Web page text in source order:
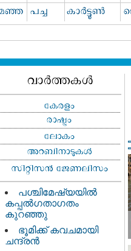
പശ്ചിമേഷ്യയിൽ
കപ്പൽഗതാഗതം
കുറഞ്ഞു
ഭൂമിക്ക് കവചമായി
ചന്ദ്രന്‍